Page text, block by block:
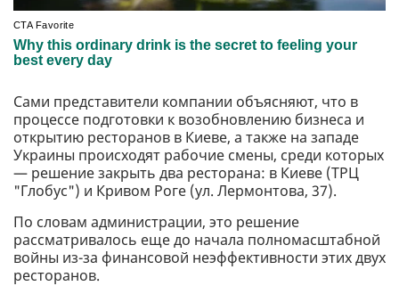
Сами представители компании объясняют, что в
процессе подготовки к возобновлению бизнеса и
открытию ресторанов в Киеве, а также на западе
Украины происходят рабочие смены, среди которых
— решение закрыть два ресторана: в Киеве (ТРЦ
"Глобус") и Кривом Роге (ул. Лермонтова, 37).
По словам администрации, это решение
рассматривалось еще до начала полномасштабной
войны из-за финансовой неэффективности этих двух
ресторанов.